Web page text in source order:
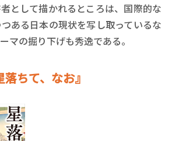
として描かれるところは、国際的な
ある日本の現状を写し取っているな
マの掘り下げも秀逸である。
ちて、なお』